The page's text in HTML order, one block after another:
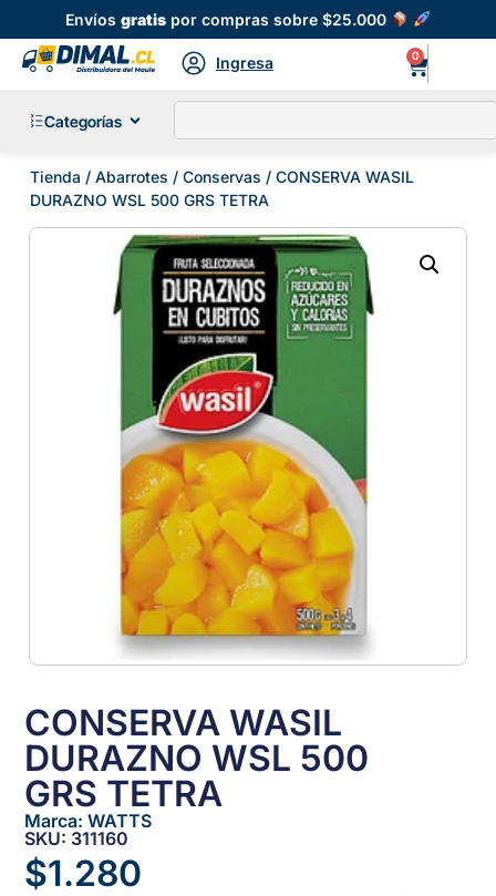
Envíosgratis por compras sobre $25.000
Ingresa 0
Categorías
Tienda / Abarrotes / Conservas / CONSERVA WASIL
DURAZNO WSL 500 GRS TETRA
CONSERVA WASIL
DURAZNO WSL 500
GRS TETRA
Marca:WATTS
SKU: 311160
$1.280